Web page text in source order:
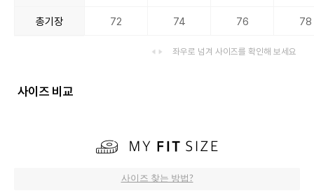
총기장 72 74 76 78
좌우로 넘겨 사이즈를 확인해 보세요
사이즈 비교